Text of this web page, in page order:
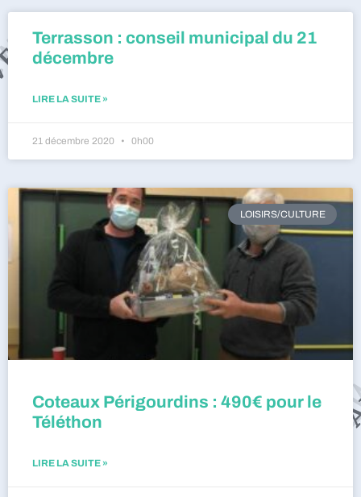
Terrasson : conseil municipal du 21
décembre
LIRE LA SUITE »
21 décembre 2020 0h00
LOISIRS/CULTURE
Coteaux Périgourdins : 490€ pour le
Téléthon
LIRE LA SUITE »